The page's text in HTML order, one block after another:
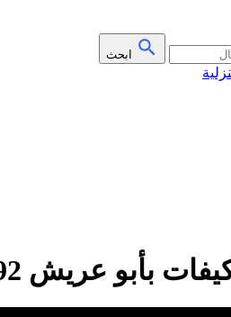
ابحث
خصم 30% – شركة الصفوة